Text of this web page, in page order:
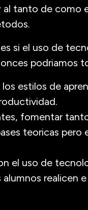
tanto de como
si el uso de
podriamos
estilos de
fomentar
teoricas pero
el uso de
realicen